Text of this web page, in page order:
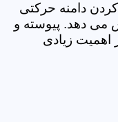
دامنه حرکتی
می دهد. پیوسته و
اهمیت زیادی